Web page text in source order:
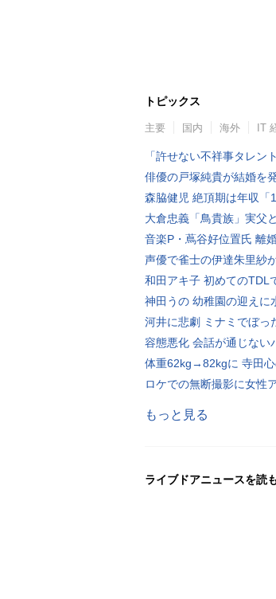
トピックス
主要 国内 海外 IT
「許せない不祥事タレン
俳優の戸塚純貴が結婚を
森脇健児 絶頂期は年収「1
大倉忠義「鳥貴族」実父
音楽P・蔦谷好位置氏 離
声優で雀士の伊達朱里紗
和田アキ子 初めてのTDL
神田うの 幼稚園の迎えに
河井に悲劇 ミナミでぼっ
容態悪化 会話が通じない
体重62kg→82kgに 寺田
ロケでの無断撮影に女性
もっと見る
ライブドアニュースを読